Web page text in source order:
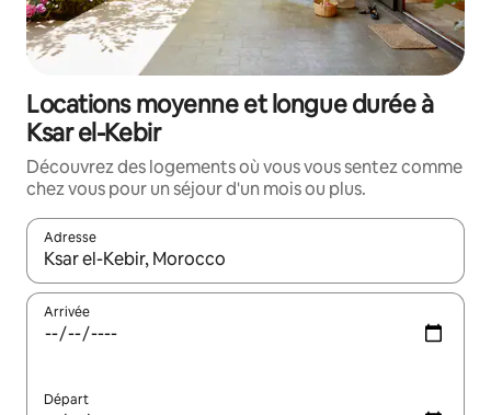
Locations moyenne et longue durée à
Ksar el-Kebir
Découvrez des logements où vous vous sentez comme
chez vous pour un séjour d'un mois ou plus.
Adresse
Lorsque les résultats s'affichent, utilisez les flèches vers le
Arrivée
Départ